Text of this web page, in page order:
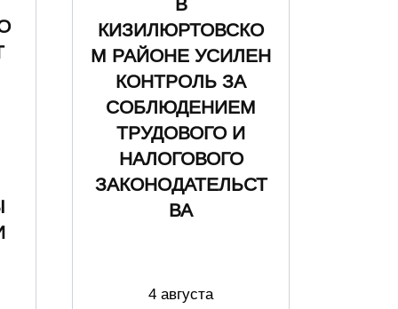
В
КИЗИЛЮРТОВСКО
М РАЙОНЕ УСИЛЕН
КОНТРОЛЬ ЗА
СОБЛЮДЕНИЕМ
ТРУДОВОГО И
НАЛОГОВОГО
ЗАКОНОДАТЕЛЬСТ
ВА
4 августа